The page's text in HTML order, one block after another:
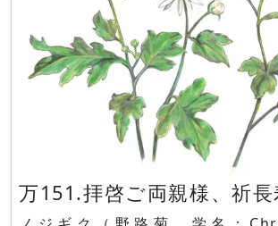
万151.拝啓ご両親様、祈